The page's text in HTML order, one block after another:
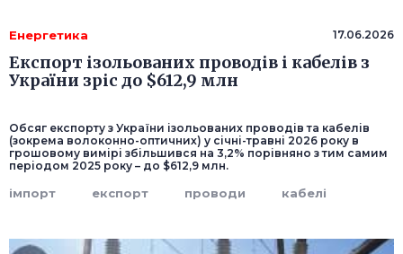
Енергетика 17.06.2026
Експорт ізольованих проводів і кабелів з
України зріс до $612,9 млн
Обсяг експорту з України ізольованих проводів та кабелів
(зокрема волоконно-оптичних) у січні-травні 2026 року в
грошовому вимірі збільшився на 3,2% порівняно з тим самим
періодом 2025 року – до $612,9 млн.
імпорт експорт проводи кабелі